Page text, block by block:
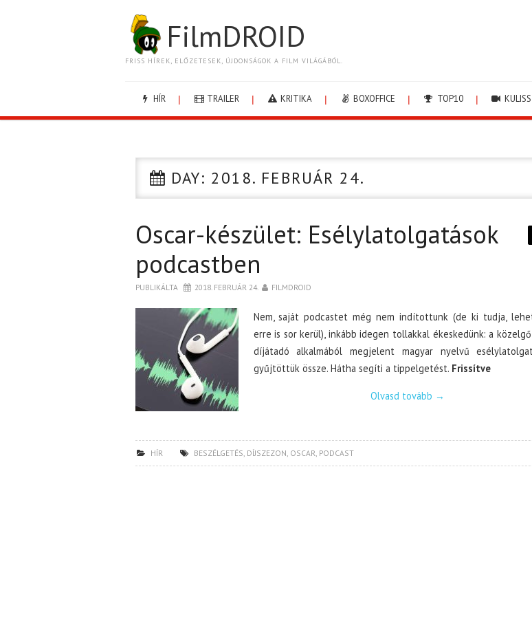
FilmDROID
FRISS HÍREK, ELŐZETESEK, ÚJDONSÁGOK A FILM VILÁGÁBÓL.
HÍR TRAILER KRITIKA BOXOFFICE TOP10
DAY: 2018. FEBRUÁR 24.
Oscar-készület: Esélylatolgatások
podcastben
PUBLIKÁLTA 2018. FEBRUÁR 24. FILMDROID
Nem, saját podcastet még nem indítottunk (de ki tudja,
erre is sor kerül), inkább idegen tollakkal ékeskedünk: a közelgő
díjátadó alkalmából megjelent magyar nyelvű
gyűjtöttük össze. Hátha segíti a tippelgetést. Frissítve
Olvasd tovább →
HÍR BESZÉLGETÉS DÍJSZEZON OSCAR PODCAST